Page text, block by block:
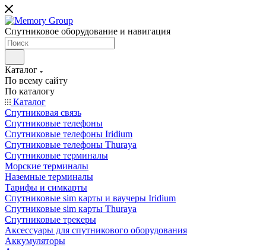
Спутниковое оборудование и навигация
Каталог
По всему сайту
По каталогу
Каталог
Спутниковая связь
Спутниковые телефоны
Спутниковые телефоны Iridium
Спутниковые телефоны Thuraya
Спутниковые терминалы
Морские терминалы
Наземные терминалы
Тарифы и симкарты
Спутниковые sim карты и ваучеры Iridium
Спутниковые sim карты Thuraya
Спутниковые трекеры
Аксессуары для спутникового оборудования
Аккумуляторы